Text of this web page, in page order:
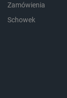
Zamówienia
Schowek